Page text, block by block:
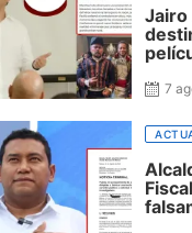
Jairo
ni 7